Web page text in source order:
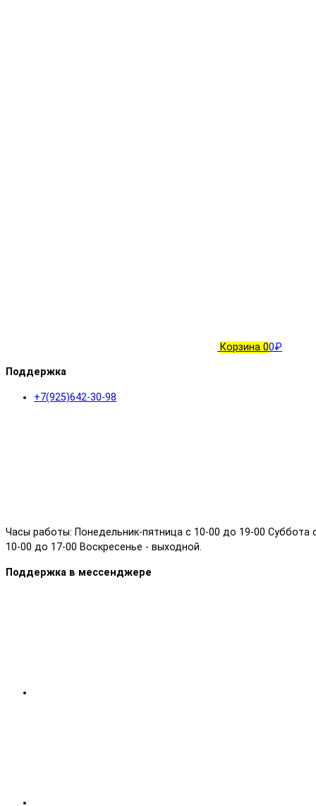
Корзина 00₽
Поддержка
+7(925)642-30-98
Часы работы: Понедельник-пятница с 10-00 до 19-00 Суббота
10-00 до 17-00 Воскресенье - выходной.
Поддержка в мессенджере